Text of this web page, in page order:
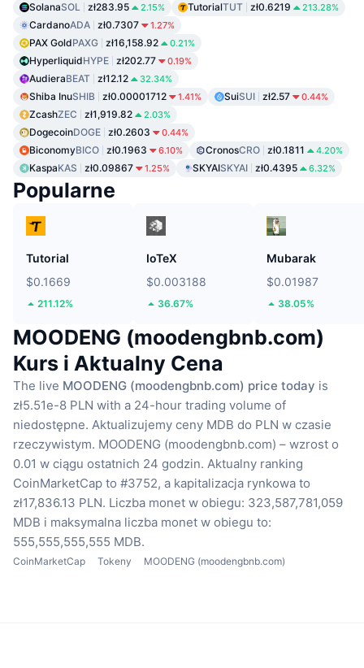
SolanaSOL zł283.95 2.15% TutorialTUT zł0.6219 213.28%
CardanoADA zł0.7307 1.27%
PAX GoldPAXG zł16,158.92 0.21%
HyperliquidHYPE zł202.77 0.19%
AudieraBEAT zł12.12 32.34%
Shiba InuSHIB zł0.00001712 1.41% SuiSUI zł2.57 0.44%
ZcashZEC zł1,919.82 2.03%
DogecoinDOGE zł0.2603 0.44%
BiconomyBICO zł0.1963 6.10% CronosCRO zł0.1811 4.20%
KaspaKAS zł0.09867 1.25% SKYAISKYAI zł0.4395 6.32%
Popularne
Tutorial
$0.1669
211.12%
IoTeX
$0.003188
36.67%
Mubarak
$0.01987
38.05%
MOODENG (moodengbnb.com)
Kurs i Aktualny Cena
The live MOODENG (moodengbnb.com) price today is
zł5.51e-8 PLN with a 24-hour trading volume of
niedostępne. Aktualizujemy ceny MDB do PLN w czasie
rzeczywistym. MOODENG (moodengbnb.com) – wzrost o
0.01 w ciągu ostatnich 24 godzin. Aktualny ranking
CoinMarketCap to #3752, a kapitalizacja rynkowa to
zł17,836.13 PLN. Liczba monet w obiegu: 323,587,781,059
MDB i maksymalna liczba monet w obiegu to:
555,555,555,555 MDB.
CoinMarketCap Tokeny MOODENG (moodengbnb.com)